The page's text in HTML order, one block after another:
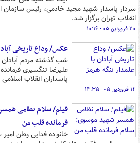
سردار پاسدار شهید مجید خادمی، رئیس سازمان
انقلاب تهران برگزار شد.
۲۰ فروردین ۰۵ - ۱۰:۱۶
عکس/ وداع تاریخی
شب گذشته مردم آبادان
علیرضا تنگسیری
پاسداران انقلاب
۱۴ فروردین ۰۵ - ۱۴:۳۵
فیلم/ سلام نظامی
فرمانده قلب من
خانواده فدایی وطن